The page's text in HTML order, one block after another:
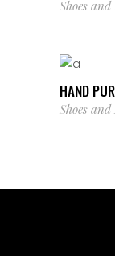
Shoes and
HAND
Shoes and